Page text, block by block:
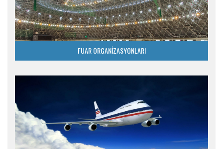
FUAR ORGANİZASYONLARI